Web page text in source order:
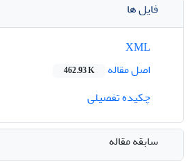
فایل ها
اصل مقاله
462.93 K
چکیده تفصیلی
سابقه مقاله